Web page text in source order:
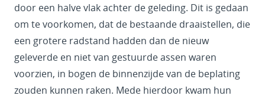
door een halve vlak achter de geleding. Dit is gedaan
om te voorkomen, dat de bestaande draaistellen, die
een grotere radstand hadden dan de nieuw
geleverde en niet van gestuurde assen waren
voorzien, in bogen de binnenzijde van de beplating
zouden kunnen raken. Mede hierdoor kwam hun